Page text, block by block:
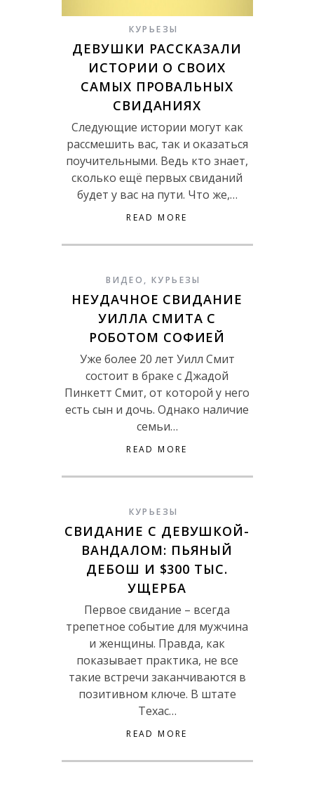
КУРЬЕЗЫ
ДЕВУШКИ РАССКАЗАЛИ
ИСТОРИИ О СВОИХ
САМЫХ ПРОВАЛЬНЫХ
СВИДАНИЯХ
Следующие истории могут как
рассмешить вас, так и оказаться
поучительными. Ведь кто знает,
сколько ещё первых свиданий
будет у вас на пути. Что же,…
READ MORE
ВИДЕО , КУРЬЕЗЫ
НЕУДАЧНОЕ СВИДАНИЕ
УИЛЛА СМИТА С
РОБОТОМ СОФИЕЙ
Уже более 20 лет Уилл Смит
состоит в браке с Джадой
Пинкетт Смит, от которой у него
есть сын и дочь. Однако наличие
семьи…
READ MORE
КУРЬЕЗЫ
СВИДАНИЕ С ДЕВУШКОЙ-
ВАНДАЛОМ: ПЬЯНЫЙ
ДЕБОШ И $300 ТЫС.
УЩЕРБА
Первое свидание – всегда
трепетное событие для мужчина
и женщины. Правда, как
показывает практика, не все
такие встречи заканчиваются в
позитивном ключе. В штате
Техас…
READ MORE